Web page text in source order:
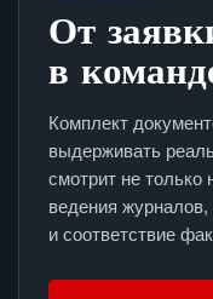
От
в
Комплект
выдерживать
смотрит не только
ведения журналов,
и соответствие